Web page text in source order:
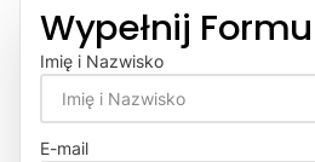
Wypełnij
Imię i Nazwisko
E-mail